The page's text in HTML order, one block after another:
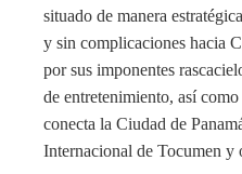
situado de manera
y sin complicaciones hacia
por sus imponentes
de entretenimiento, así
conecta la Ciudad de
Internacional de Tocumen y